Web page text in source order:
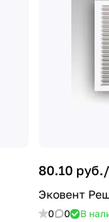
80.10 руб./
Эковент
0 0 В